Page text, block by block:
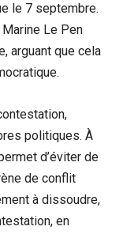
le 7 septembre.
Marine Le Pen
arguant que cela
politiques. À
d’éviter de
de conflit
à dissoudre,
en